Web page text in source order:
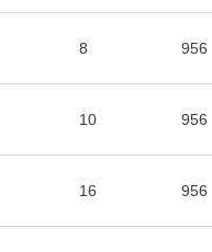
8 956
10 956
16 956